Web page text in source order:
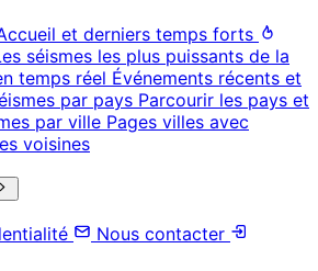
et derniers temps forts
séismes les plus puissants de la
temps réel Événements récents et
par pays Parcourir les pays et
par ville Pages villes avec
voisines
Nous contacter